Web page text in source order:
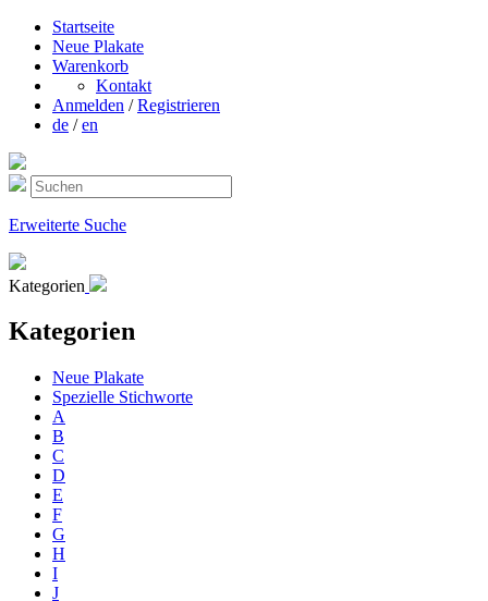
Startseite
Neue Plakate
Warenkorb
Kontakt
Anmelden / Registrieren
de /en
Erweiterte Suche
Kategorien
Kategorien
Neue Plakate
Spezielle Stichworte
A
B
C
D
E
F
G
H
I
J